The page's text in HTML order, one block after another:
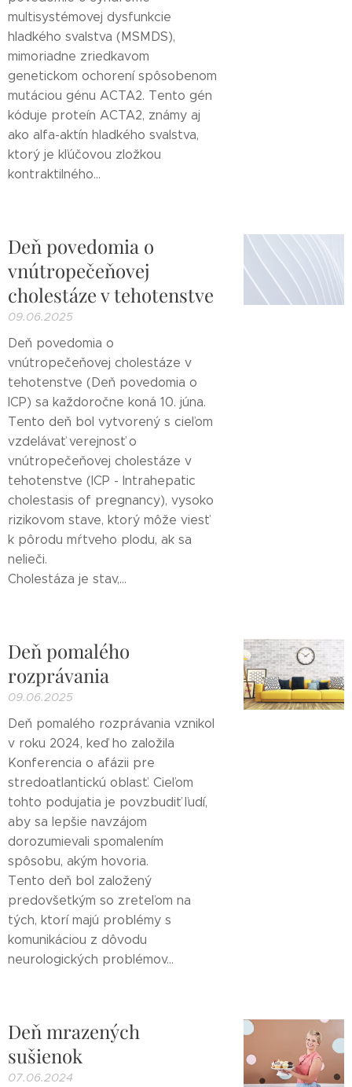
multisystémovej dysfunkcie
hladkého svalstva (MSMDS),
mimoriadne zriedkavom
genetickom ochorení spôsobenom
mutáciou génu ACTA2. Tento gén
kóduje proteín ACTA2, známy aj
ako alfa-aktín hladkého svalstva,
ktorý je kľúčovou zložkou
kontraktilného...
Deň povedomia o
vnútropečeňovej
cholestáze v tehotenstve
09.06.2025
Deň povedomia o
vnútropečeňovej cholestáze v
tehotenstve (Deň povedomia o
ICP) sa každoročne koná 10. júna.
Tento deň bol vytvorený s cieľom
vzdelávať verejnosť o
vnútropečeňovej cholestáze v
tehotenstve (ICP - Intrahepatic
cholestasis of pregnancy), vysoko
rizikovom stave, ktorý môže viesť
k pôrodu mŕtveho plodu, ak sa
nelieči.
Cholestáza je stav,...
Deň pomalého
rozprávania
09.06.2025
Deň pomalého rozprávania vznikol
v roku 2024, keď ho založila
Konferencia o afázii pre
stredoatlantickú oblasť. Cieľom
tohto podujatia je povzbudiť ľudí,
aby sa lepšie navzájom
dorozumievali spomalením
spôsobu, akým hovoria.
Tento deň bol založený
predovšetkým so zreteľom na
tých, ktorí majú problémy s
komunikáciou z dôvodu
neurologických problémov...
Deň mrazených
sušienok
07.06.2024